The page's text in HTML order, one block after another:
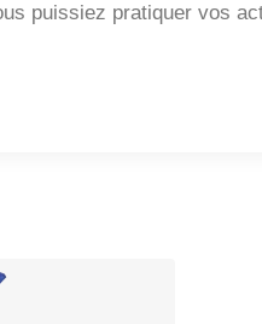
puissiez pratiquer vos